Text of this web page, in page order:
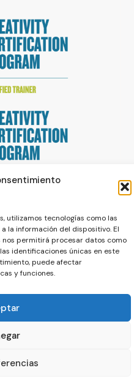
utilizamos tecnologías como las
la información del dispositivo. El
permitirá procesar datos como
identificaciones únicas en este
puede afectar
y funciones.
Prieto